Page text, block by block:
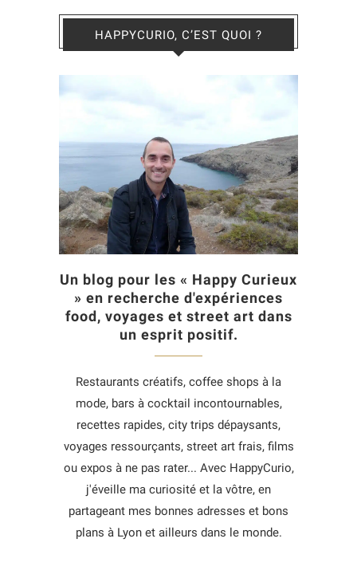
HAPPYCURIO, C’EST QUOI ?
Un blog pour les « Happy Curieux
» en recherche d'expériences
food, voyages et street art dans
un esprit positif.
Restaurants créatifs, coffee shops à la
mode, bars à cocktail incontournables,
recettes rapides, city trips dépaysants,
voyages ressourçants, street art frais, films
ou expos à ne pas rater... Avec HappyCurio,
j'éveille ma curiosité et la vôtre, en
partageant mes bonnes adresses et bons
plans à Lyon et ailleurs dans le monde.